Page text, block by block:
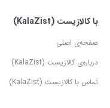
با کالازیست (KalaZist)
صفحه‌ی اصلی
درباره‌ی کالازیست (KalaZist)
تماس با کالازیست (KalaZist)